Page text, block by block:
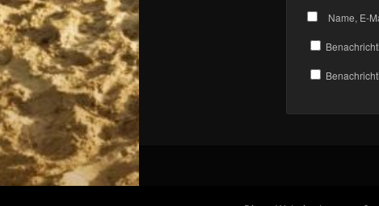
Name, E-